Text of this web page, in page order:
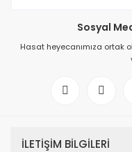
Sosyal
Hasat heyecanımıza ortak
İLETİŞİM BİLGİLERİ